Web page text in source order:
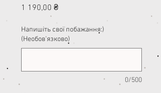
1 190,00 ₴Ціна
Напишіть свої побажання:)
(Необов'язково)
0/500